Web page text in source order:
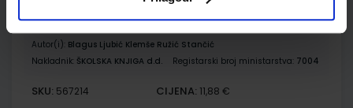
E-SVIJET 4; radni udžbenik informatike s dodatnim
digitalnim sadržajima u četvrtom razredu osnovne škole
Autor(i): Blagus Ljubić Klemše Ružić Stančić
Nakladnik: ŠKOLSKA KNJIGA d.d. Registarski broj ministarstva: 7004
SKU: 567214 CIJENA: 11,88 €